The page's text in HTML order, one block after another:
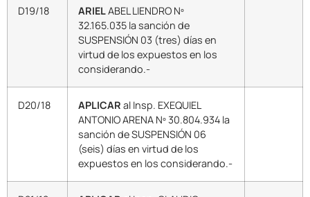
D19/18 ARIELABEL LIENDRO Nº
32.165.035 la sanción de
SUSPENSIÓN 03 (tres) días en
virtud de los expuestos en los
considerando.-
D20/18 APLICAR al Insp. EXEQUIEL
ANTONIO ARENA Nº 30.804.934 la
sanción de SUSPENSIÓN 06
(seis) días en virtud de los
expuestos en los considerando.-